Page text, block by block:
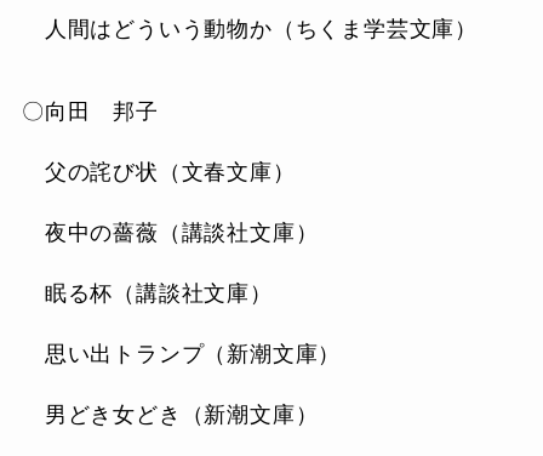
人間はどういう動物か（ちくま学芸文庫）
〇向田 邦子
父の詫び状（文春文庫）
夜中の薔薇（講談社文庫）
眠る杯（講談社文庫）
思い出トランプ（新潮文庫）
男どき女どき（新潮文庫）